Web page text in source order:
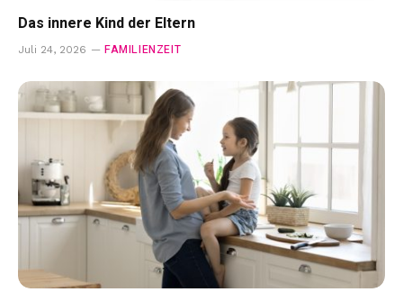
Das innere Kind der Eltern
Juli 24, 2026 FAMILIENZEIT